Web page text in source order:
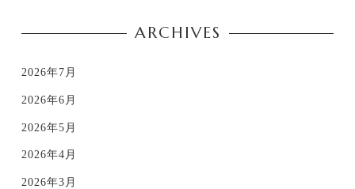
ARCHIVES
2026年7月
2026年6月
2026年5月
2026年4月
2026年3月